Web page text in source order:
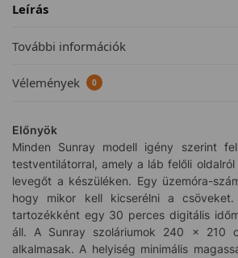
Leírás
További információk
Vélemények 0
Előnyök
Minden Sunray modell igény szerint
testventilátorral, amely a láb felőli
levegőt a készüléken. Egy üzemóra-
hogy mikor kell kicserélni a
tartozékként egy 30 perces digitális
áll. A Sunray szoláriumok 240 x 210
alkalmasak. A helyiség minimális